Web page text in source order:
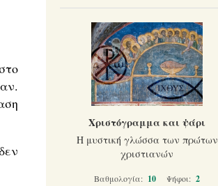
Χριστόγραμμα και ψάρι
Η μυστική γλώσσα των πρώτων
χριστιανών
Βαθμολογία: 10 Ψήφοι: 2